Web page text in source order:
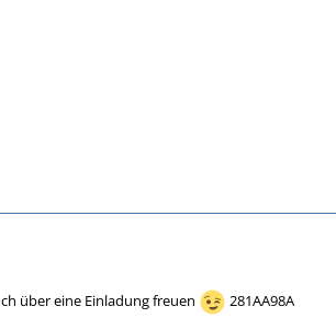
über eine Einladung freuen 281AA98A